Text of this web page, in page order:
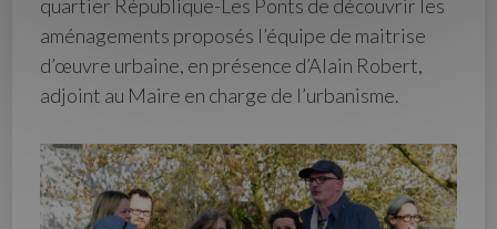
quartier République-Les Ponts de découvrir les
aménagements proposés l’équipe de maitrise
d’œuvre urbaine, en présence d’Alain Robert,
adjoint au Maire en charge de l’urbanisme.